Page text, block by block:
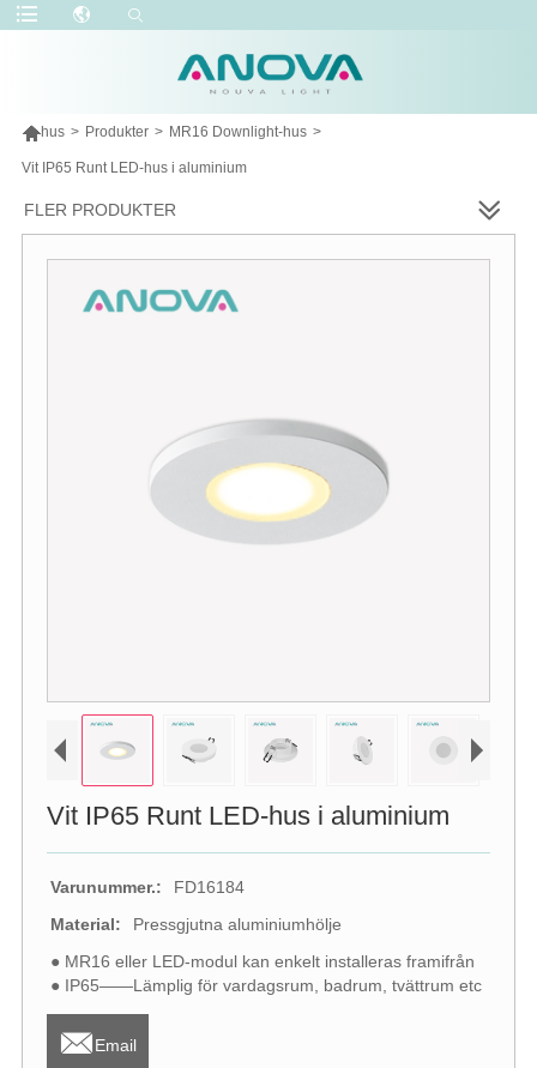
hus > Produkter > MR16 Downlight-hus >
Vit IP65 Runt LED-hus i aluminium
FLER PRODUKTER
Vit IP65 Runt LED-hus i aluminium
Varunummer.:
FD16184
Material:
Pressgjutna aluminiumhölje
● MR16 eller LED-modul kan enkelt installeras framifrån
● IP65——Lämplig för vardagsrum, badrum, tvättrum etc
Email